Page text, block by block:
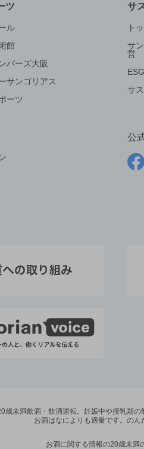
ツ
ル
館
バーズ大阪
サンゴリアス
ーツ
サ
ト
サ
営
サ
公
歳未満飲酒・飲酒運転。 妊娠中や授乳期の
お酒はなによりも適量です。 のん
お酒に関する情報の20歳未満